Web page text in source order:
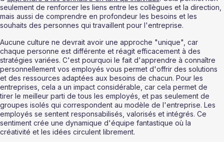
seulement de renforcer les liens entre les collègues et la direction,
mais aussi de comprendre en profondeur les besoins et les
souhaits des personnes qui travaillent pour l'entreprise.
Aucune culture ne devrait avoir une approche "unique", car
chaque personne est différente et réagit efficacement à des
stratégies variées. C'est pourquoi le fait d'apprendre à connaître
personnellement vos employés vous permet d'offrir des solutions
et des ressources adaptées aux besoins de chacun. Pour les
entreprises, cela a un impact considérable, car cela permet de
tirer le meilleur parti de tous les employés, et pas seulement de
groupes isolés qui correspondent au modèle de l'entreprise. Les
employés se sentent responsabilisés, valorisés et intégrés. Ce
sentiment crée une dynamique d'équipe fantastique où la
créativité et les idées circulent librement.